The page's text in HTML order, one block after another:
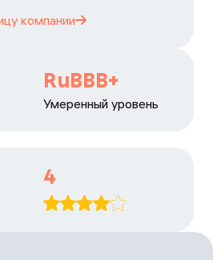
компании
RuBBB+
Умеренный уровень
4